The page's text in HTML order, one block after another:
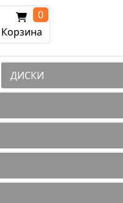
Корзина
0
ДИСКИ